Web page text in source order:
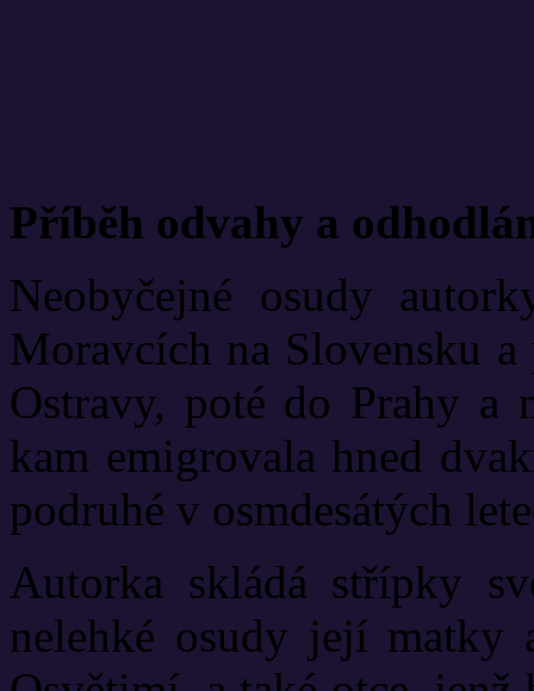
Příběh odvahy a
Neobyčejné osudy
Moravcích na Slovensku
Ostravy, poté do Prahy a
kam emigrovala hned
podruhé v osmdesátých
Autorka skládá střípky
nelehké osudy její matky